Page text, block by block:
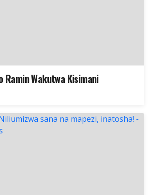
Ramin Wakutwa Kisimani